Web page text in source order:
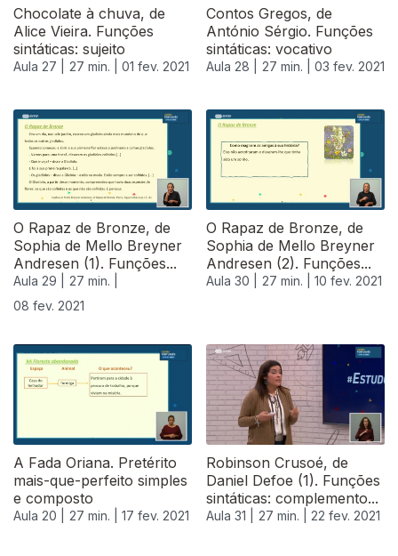
Chocolate à chuva, de
Alice Vieira. Funções
sintáticas: sujeito
Aula 27 | 27 min. | 01 fev. 2021
Contos Gregos, de
António Sérgio. Funções
sintáticas: vocativo
Aula 28 | 27 min. | 03 fev. 2021
O Rapaz de Bronze, de
Sophia de Mello Breyner
Andresen (1). Funções...
Aula 29 |
27 min. |
08 fev. 2021
O Rapaz de Bronze, de
Sophia de Mello Breyner
Andresen (2). Funções...
Aula 30 | 27 min. | 10 fev. 2021
A Fada Oriana. Pretérito
mais-que-perfeito simples
e composto
Aula 20 | 27 min. | 17 fev. 2021
Robinson Crusoé, de
Daniel Defoe (1). Funções
sintáticas: complemento...
Aula 31 | 27 min. | 22 fev. 2021